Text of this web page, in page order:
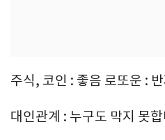
주식, 코인 : 좋음 로또운 :
대인관계 : 누구도 막지 못